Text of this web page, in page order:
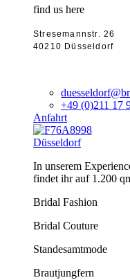
find us here
Stresemannstr. 26
40210 Düsseldorf
+49 (0)211 17
Anfahrt
Düsseldorf
In unserem
findet ihr auf 1.200
Bridal Fashion
Bridal Couture
Standesamtmode
Brautjungfern